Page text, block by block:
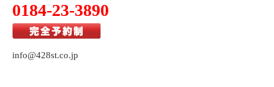
0184-23-3890
info@428st.co.jp